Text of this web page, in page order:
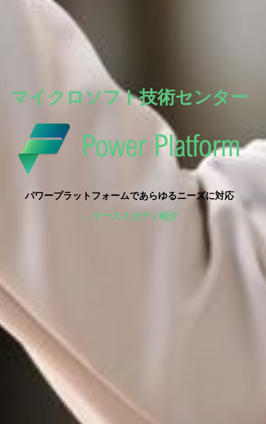
マイクロソフト技術センター
パワープラットフォームであらゆるニーズに対応
→ ケーススタディ紹介